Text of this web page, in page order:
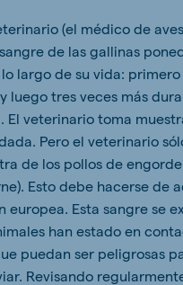
(el médico de
de las gallinas
largo de su vida:
luego tres veces más
El veterinario toma
Pero el veterinario
de los pollos de
Esto debe hacerse de
europea. Esta sangre se
han estado en
puedan ser peligrosas
Revisando